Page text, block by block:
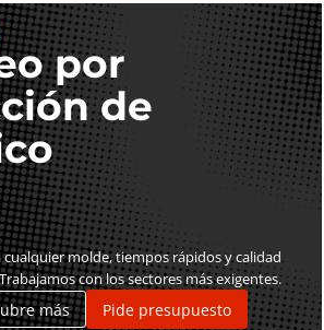
por
de
cualquier molde, tiempos rápidos y calidad
con los sectores más exigentes.
más Pide presupuesto